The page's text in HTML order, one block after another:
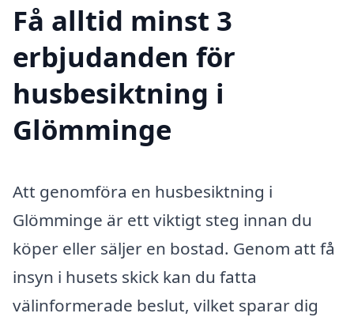
Få alltid minst 3
erbjudanden för
husbesiktning i
Glömminge
Att genomföra en husbesiktning i
Glömminge är ett viktigt steg innan du
köper eller säljer en bostad. Genom att få
insyn i husets skick kan du fatta
välinformerade beslut, vilket sparar dig